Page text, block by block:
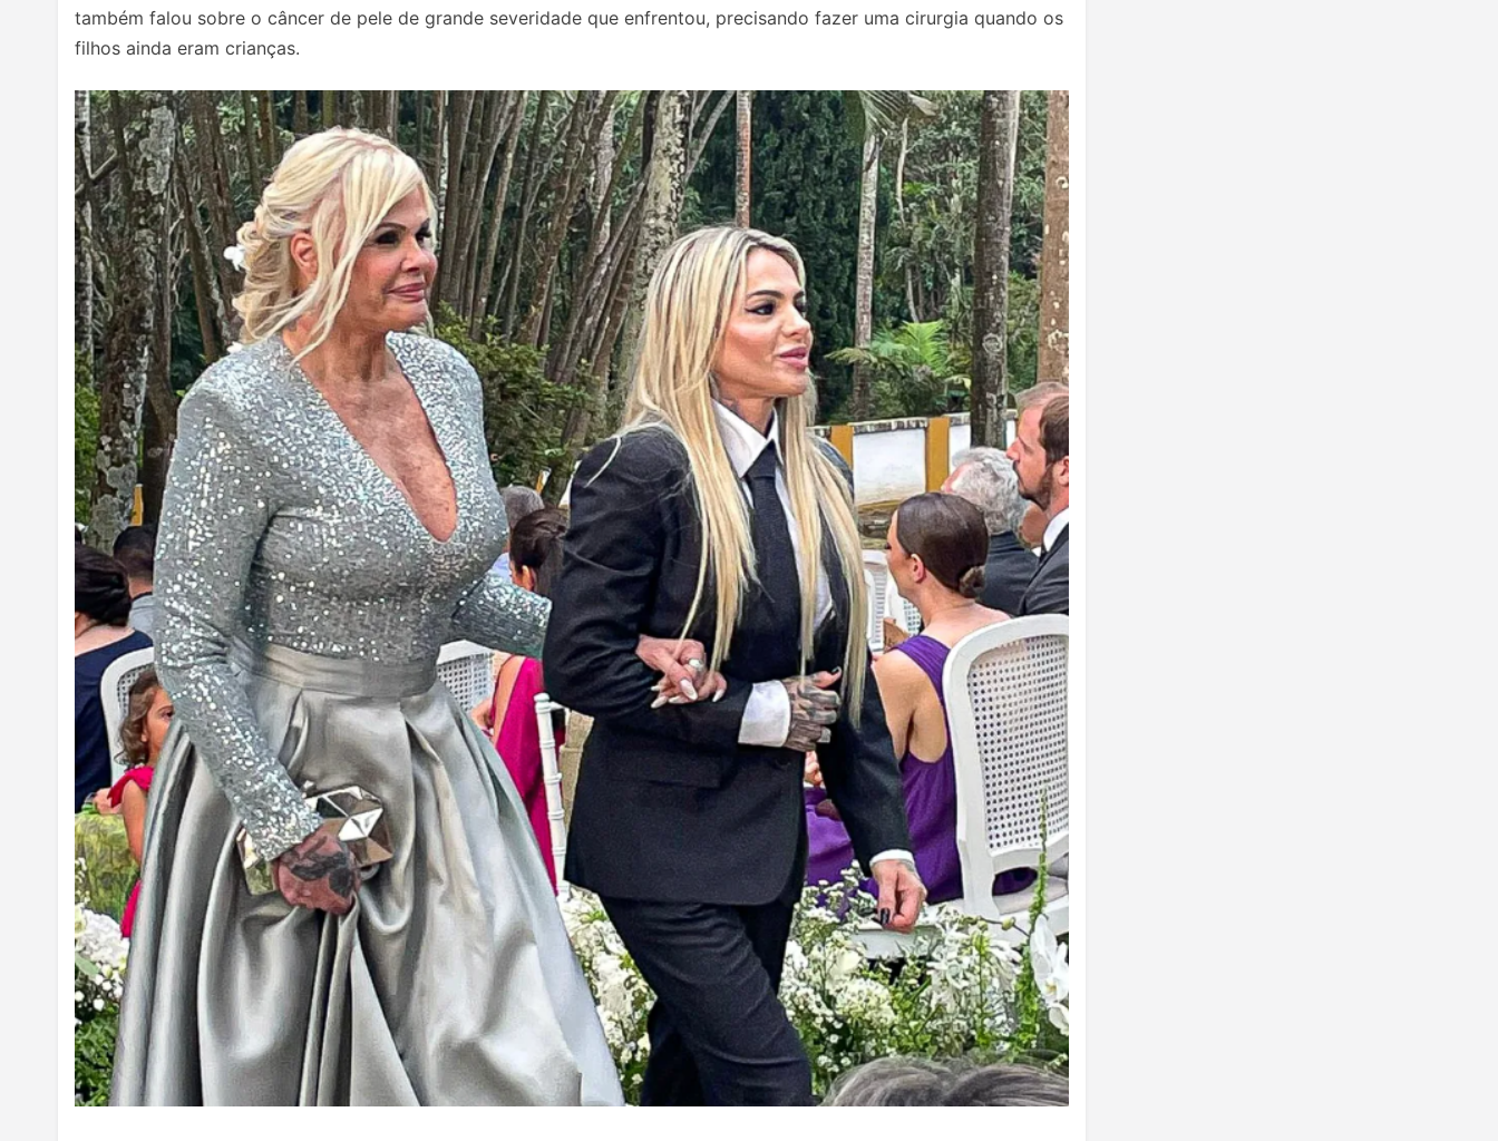
também falou sobre o câncer de pele de grande severidade que enfrentou, precisando fazer uma cirurgia quando os
filhos ainda eram crianças.